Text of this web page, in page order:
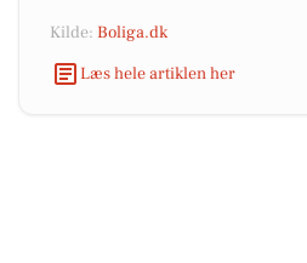
Kilde: Boliga.dk
Læs hele artiklen her